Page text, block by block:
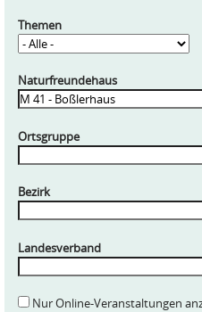
Themen
Naturfreundehaus
Ortsgruppe
Bezirk
Landesverband
Nur Online-Veranstaltungen